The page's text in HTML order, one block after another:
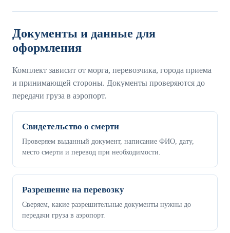
Документы и данные для
оформления
Комплект зависит от морга, перевозчика, города приема
и принимающей стороны. Документы проверяются до
передачи груза в аэропорт.
Свидетельство о смерти
Проверяем выданный документ, написание ФИО, дату,
место смерти и перевод при необходимости.
Разрешение на перевозку
Сверяем, какие разрешительные документы нужны до
передачи груза в аэропорт.